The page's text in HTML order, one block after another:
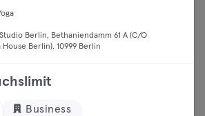
Studio Berlin, Bethaniendamm 61 A (C/O
House Berlin), 10999 Berlin
Business